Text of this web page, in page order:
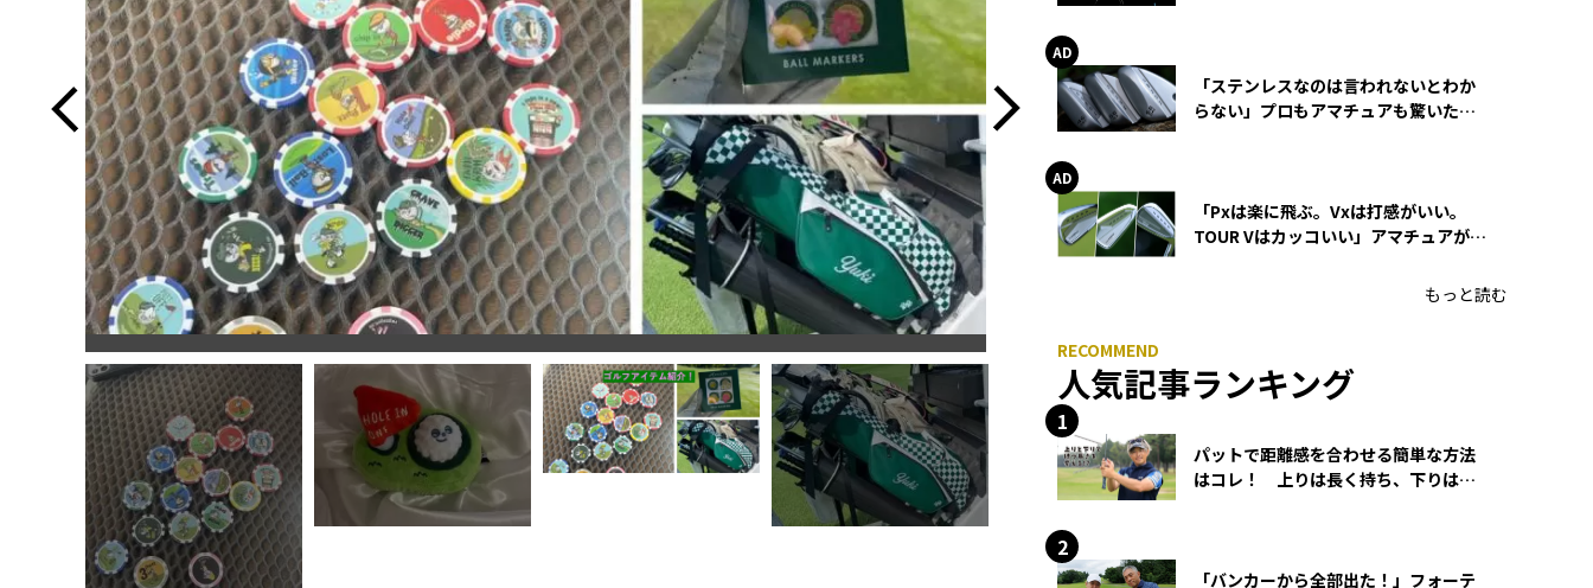
「ステンレスなのは言われないとわか
らない」プロもアマチュアも驚いた
「Pxは楽に飛ぶ。Vxは打感がいい。
TOUR Vはカッコいい」アマチュアが選
もっと読む
人気記事ランキング
パットで距離感を合わせる簡単な方法
はコレ！ 上りは長く持ち、下りは短
「バンカーから全部出た！」フォーテ